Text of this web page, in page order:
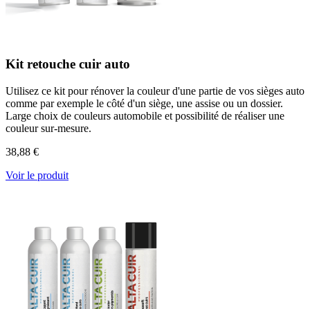
Kit retouche cuir auto
Utilisez ce kit pour rénover la couleur d'une partie de vos sièges auto
comme par exemple le côté d'un siège, une assise ou un dossier.
Large choix de couleurs automobile et possibilité de réaliser une
couleur sur-mesure.
38,88 €
Voir le produit